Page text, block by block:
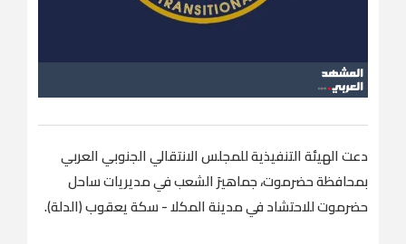
دعت الهيئة التنفيذية للمجلس الانتقالي الجنوبي العربي
بمحافظة حضرموت، جماهيرَ الشعب في مديريات ساحل
حضرموت للاحتشاد في مدينة المكلا - سكة يعقوب (الدلة).